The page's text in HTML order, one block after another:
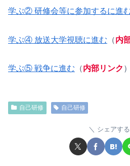
学ぶ② 研修会等に参加するに進
学ぶ④ 放送大学視聴に進む （内
学ぶ⑤ 戦争に進む （内部リンク ）
自己研修 自己研修
シェアする